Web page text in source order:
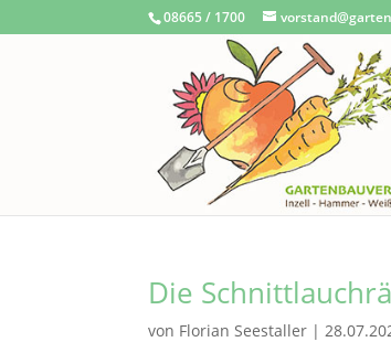
08665 / 1700
Die
von Florian Seestaller |